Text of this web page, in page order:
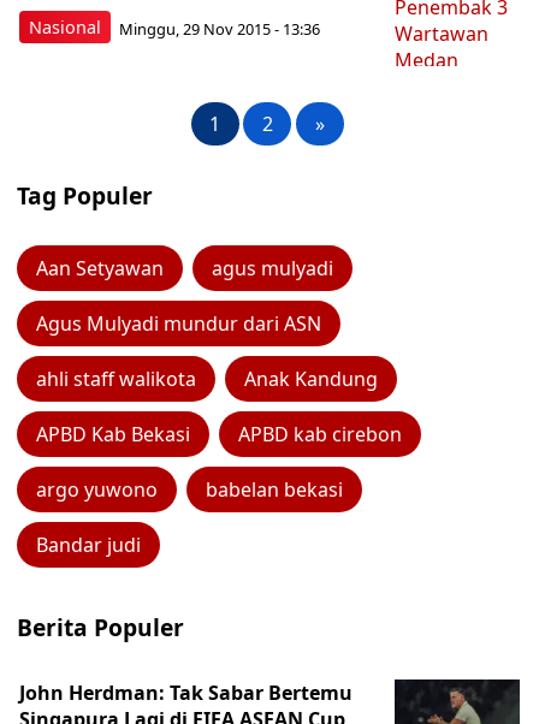
Nasional Minggu, 29 Nov 2015 - 13:36
1 2 »
Tag Populer
Aan Setyawan agus mulyadi
Agus Mulyadi mundur dari ASN
ahli staff walikota Anak Kandung
APBD Kab Bekasi APBD kab cirebon
argo yuwono babelan bekasi
Bandar judi
Berita Populer
John Herdman: Tak Sabar Bertemu